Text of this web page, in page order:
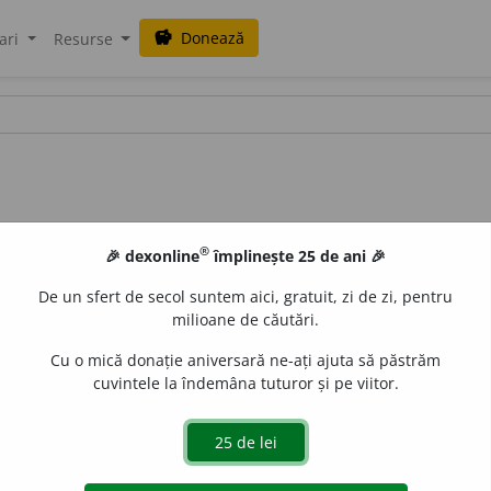
Resurse savings Donează
🎉 dexonline® împlinește 25 de ani 🎉
De un sfert de secol suntem aici, gratuit, zi de zi, pentru
milioane de căutări.
Cu o mică donație aniversară ne-ați ajuta să păstrăm
cuvintele la îndemâna tuturor și pe viitor.